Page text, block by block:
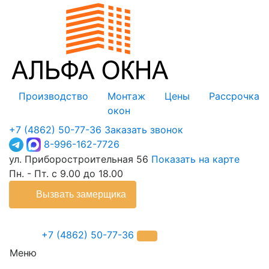
Производство
Монтаж
окон
Цены Рассрочка
+7 (4862) 50-77-36 Заказать звонок
8-996-162-7726
ул. Приборостроительная 56 Показать на карте
Пн. - Пт. с 9.00 до 18.00
Вызвать замерщика
+7 (4862) 50-77-36
Меню